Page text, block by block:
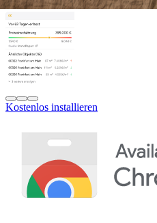
Kostenlos installieren